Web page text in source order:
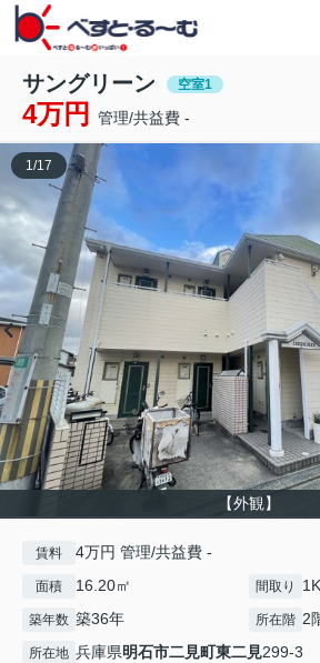
サングリーン 空室1
4万円 管理/共益費 -
【外観】
1/17
賃料 4万円 管理/共益費 -
面積 16.20㎡ 間取り 1K
築年数 築36年 所在階 2
所在地 兵庫県明石市二見町東二見299-3